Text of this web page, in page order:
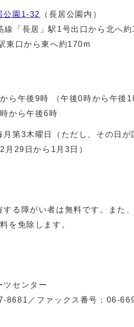
公園1-32
（長居公園内）
「長居」駅1号出口から北へ約
東口から東へ約170m
ら午後9時 （午後0時から午後
から午後6時
月第3木曜日（ただし、その日
月29日から1月3日）
する障がい者は無料です。また
を免除します。
ツセンター
8681 ／ファックス番号：06-